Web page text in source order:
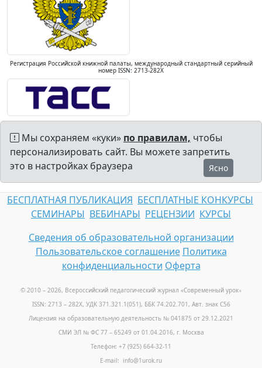
Регистрация Российской книжной палаты, международный стандартный серийный
номер ISSN: 2713-282X
Мы сохраняем «куки» по правилам, чтобы
персонализировать сайт. Вы можете запретить
это в настройках браузера
Ясно
БЕСПЛАТНАЯ ПУБЛИКАЦИЯ БЕСПЛАТНЫЕ КОНКУРСЫ
СЕМИНАРЫ ВЕБИНАРЫ РЕЦЕНЗИИ КУРСЫ
Сведения об образовательной организации
Пользовательское соглашение Политика
конфиденциальности Оферта
© 2010 – 2026, Всероссийский педагогический журнал «Современный урок»
ISSN: 2713 – 282X, УДК 371.321.1(051), ББК 74.202.701, Авт. знак С56
Лицензия на образовательную деятельность № 041875 от 29.12.2021
СМИ ЭЛ № ФС 77 – 65249 от 01.04.2016, г. Москва
Телефон: +7 (925) 664-32-11
E-mail: info@1urok.ru